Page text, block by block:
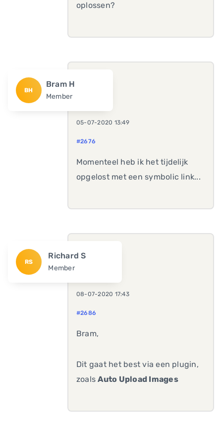
oplossen?
BH
Bram H
Member
05-07-2020 13:49
#2676
Momenteel heb ik het tijdelijk
opgelost met een symbolic link...
RS
Richard S
Member
08-07-2020 17:43
#2686
Bram,
Dit gaat het best via een plugin,
zoalsAuto Upload Images